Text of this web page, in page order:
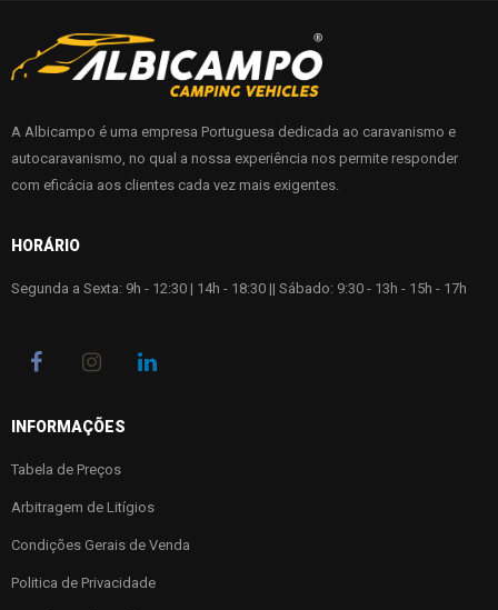
A Albicampo é uma empresa Portuguesa dedicada ao caravanismo e
autocaravanismo, no qual a nossa experiência nos permite responder
com eficácia aos clientes cada vez mais exigentes.
HORÁRIO
Segunda a Sexta: 9h - 12:30 | 14h - 18:30 || Sábado: 9:30 - 13h - 15h - 17h
INFORMAÇÕES
Tabela de Preços
Arbitragem de Litígios
Condições Gerais de Venda
Politica de Privacidade